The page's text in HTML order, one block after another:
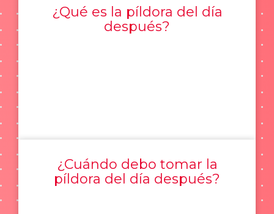
¿Qué es la píldora del día
después?
¿Cuándo debo tomar la
píldora del día después?